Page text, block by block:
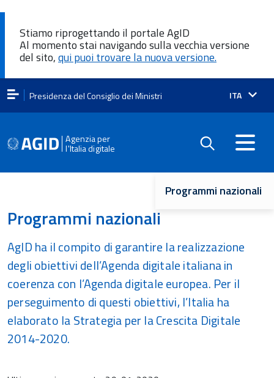
Stiamo riprogettando il portale AgID
Al momento stai navigando sulla vecchia versione
del sito,qui puoi trovare la nuova versione.
Presidenza del Consiglio dei Ministri Lingua
ITA
Agenzia per
l'Italia digitale
Navigazione
principale
Programmi nazionali
Programmi nazionali
AgID ha il compito di garantire la realizzazione
degli obiettivi dell’Agenda digitale italiana in
coerenza con l’Agenda digitale europea. Per il
perseguimento di questi obiettivi, l’Italia ha
elaborato la Strategia per la Crescita Digitale
2014-2020.